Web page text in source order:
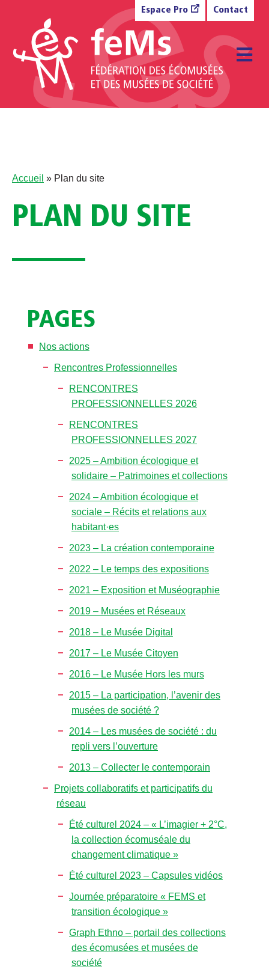
Espace Pro Contact
Accueil » Plan du site
PLAN DU SITE
PAGES
Nos actions
Rencontres Professionnelles
RENCONTRES
PROFESSIONNELLES 2026
RENCONTRES
PROFESSIONNELLES 2027
2025 – Ambition écologique et
solidaire – Patrimoines et collections
2024 – Ambition écologique et
sociale – Récits et relations aux
habitant·es
2023 – La création contemporaine
2022 – Le temps des expositions
2021 – Exposition et Muséographie
2019 – Musées et Réseaux
2018 – Le Musée Digital
2017 – Le Musée Citoyen
2016 – Le Musée Hors les murs
2015 – La participation, l’avenir des
musées de société ?
2014 – Les musées de société : du
repli vers l’ouverture
2013 – Collecter le contemporain
Projets collaboratifs et participatifs du
réseau
Été culturel 2024 – « L’imagier + 2°C,
la collection écomuséale du
changement climatique »
Été culturel 2023 – Capsules vidéos
Journée préparatoire « FEMS et
transition écologique »
Graph Ethno – portail des collections
des écomusées et musées de
société